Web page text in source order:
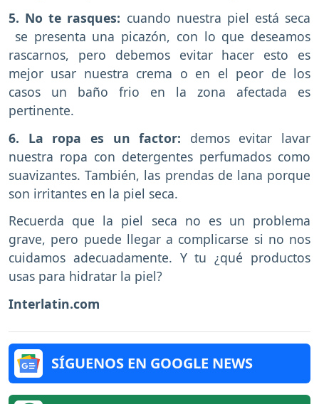
5. No te rasques: cuando nuestra piel está seca
se presenta una picazón, con lo que deseamos
rascarnos, pero debemos evitar hacer esto es
mejor usar nuestra crema o en el peor de los
casos un baño frio en la zona afectada es
pertinente.
6. La ropa es un factor: demos evitar lavar
nuestra ropa con detergentes perfumados como
suavizantes. También, las prendas de lana porque
son irritantes en la piel seca.
Recuerda que la piel seca no es un problema
grave, pero puede llegar a complicarse si no nos
cuidamos adecuadamente. Y tu ¿qué productos
usas para hidratar la piel?
Interlatin.com
SÍGUENOS EN GOOGLE NEWS